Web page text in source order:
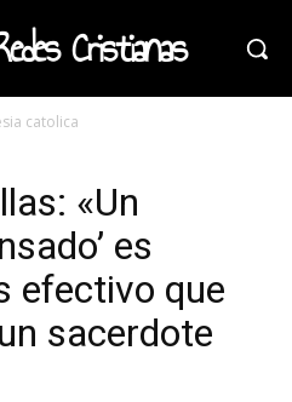
Cristianas
catolica
«Un
es
efectivo que
sacerdote